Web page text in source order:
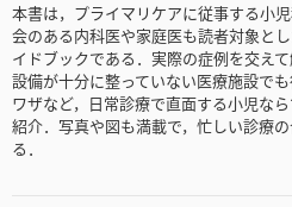
本書は，プライマリケアに従事する小
会のある内科医や家庭医も読者対象と
イドブックである．実際の症例を交え
設備が十分に整っていない医療施設で
ワザなど，日常診療で直面する小児な
紹介．写真や図も満載で，忙しい診療
る．